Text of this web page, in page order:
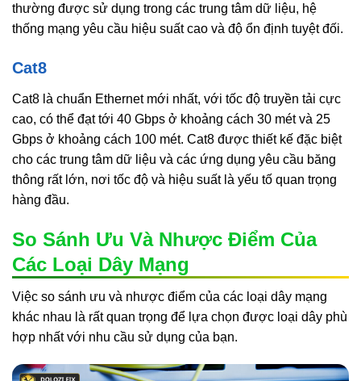
thường được sử dụng trong các trung tâm dữ liệu, hệ
thống mạng yêu cầu hiệu suất cao và độ ổn định tuyệt đối.
Cat8
Cat8 là chuẩn Ethernet mới nhất, với tốc độ truyền tải cực
cao, có thể đạt tới 40 Gbps ở khoảng cách 30 mét và 25
Gbps ở khoảng cách 100 mét. Cat8 được thiết kế đặc biệt
cho các trung tâm dữ liệu và các ứng dụng yêu cầu băng
thông rất lớn, nơi tốc độ và hiệu suất là yếu tố quan trọng
hàng đầu.
So Sánh Ưu Và Nhược Điểm Của
Các Loại Dây Mạng
Việc so sánh ưu và nhược điểm của các loại dây mạng
khác nhau là rất quan trọng để lựa chọn được loại dây phù
hợp nhất với nhu cầu sử dụng của bạn.